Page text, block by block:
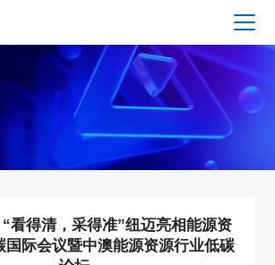
看得清，采得准”纽迈亮相能源资
国际会议暨中澳能源资源行业低碳